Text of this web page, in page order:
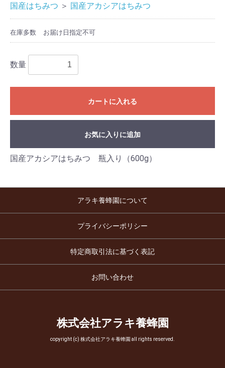
国産はちみつ ＞ 国産アカシアはちみつ
在庫多数 お届け日指定不可
数量
カートに入れる
お気に入りに追加
国産アカシアはちみつ 瓶入り（600g）
アラキ養蜂園について
プライバシーポリシー
特定商取引法に基づく表記
お問い合わせ
株式会社アラキ養蜂園
copyright (c) 株式会社アラキ養蜂園 all rights reserved.